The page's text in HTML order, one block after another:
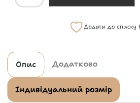
Додати до списку
Опис Додатково
Індивідуальний розмір